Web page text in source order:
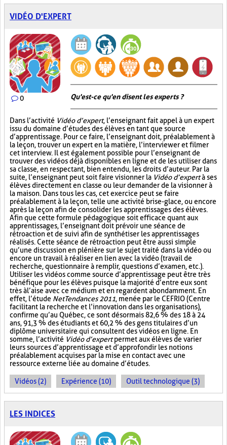
VIDÉO D'EXPERT
0 Qu'est-ce qu'en disent les experts ?
Dans l’activité Vidéo d’expert, l’enseignant fait appel à un expert
issu du domaine d’études des élèves en tant que source
d’apprentissage. Pour ce faire, l’enseignant doit, préalablement à
la leçon, trouver un expert en la matière, l’interviewer et filmer
cet interview. Il est également possible pour l’enseignant de
trouver des vidéos déjà disponibles en ligne et de les utiliser dans
sa classe, en respectant, bien entendu, les droits d’auteur. Par la
suite, l’enseignant peut soit faire visionner la Vidéo d’expertà ses
élèves directement en classe ou leur demander de la visionner à
la maison. Dans tous les cas, cet exercice peut se faire
préalablement à la leçon, telle une activité brise-glace, ou encore
après la leçon afin de consolider les apprentissages des élèves.
Afin que cette formule pédagogique soit efficace quant aux
apprentissages, l’enseignant doit prévoir une séance de
rétroaction et de suivi afin de synthétiser les apprentissages
réalisés. Cette séance de rétroaction peut être aussi simple
qu’une discussion en plénière sur le sujet traité dans la vidéo ou
encore un travail à réaliser en lien avec la vidéo (travail de
recherche, questionnaire à remplir, questions d’examen, etc.).
Utiliser les vidéos comme source d’apprentissage peut être très
bénéfique pour les élèves puisque la majorité d’entre eux sont
très à l’aise avec ce médium et en regardent abondamment. En
effet, l’étude NetTendances 2011, menée par le CEFRIO (Centre
facilitant la recherche et l’innovation dans les organisations),
confirme qu’au Québec, ce sont désormais 82,6 % des 18 à 24
ans, 91,3 % des étudiants et 60,2 % des gens titulaires d’un
diplôme universitaire qui consultent des vidéos en ligne. En
somme, l’activité Vidéo d’expertpermet aux élèves de varier
leurs sources d’apprentissage et d’approfondir les notions
préalablement acquises par la mise en contact avec une
ressource externe liée au domaine d’études.
Vidéos (2) Expérience (10) Outil technologique (3)
LES INDICES